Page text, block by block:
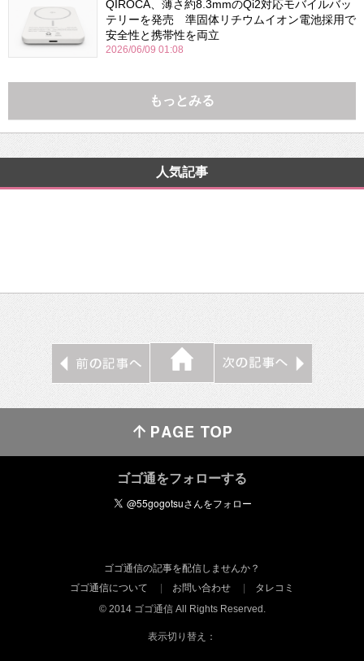
QIROCA、薄さ約8.3mmのQi2対応モバイルバッ
テリーを発売 準固体リチウムイオン電池採用で
安全性と携帯性を両立
2026/06/09 01:08
もっとみる
人気記事
ゴゴ通をフォローする
ゴゴ通信の記事を配信しませんか？
ゴゴ通信について
お問い合わせ
タレコミ
© 2014 ゴゴ通信 All Rights Reserved.
表示切り替え：